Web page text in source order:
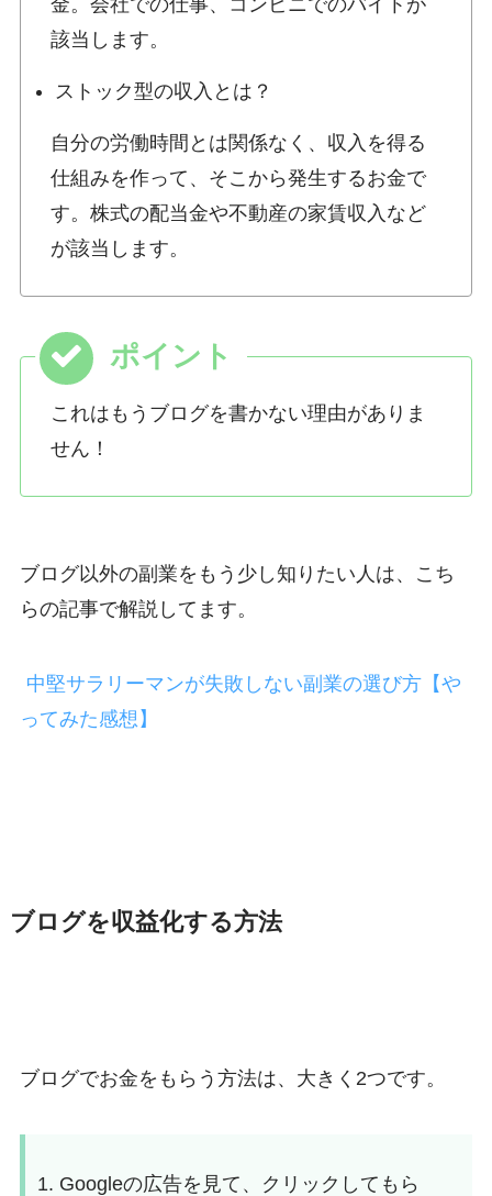
金。会社での仕事、コンビニでのバイトが
該当します。
ストック型の収入とは？
自分の労働時間とは関係なく、収入を得る
仕組みを作って、そこから発生するお金で
す。株式の配当金や不動産の家賃収入など
が該当します。
これはもうブログを書かない理由がありま
せん！
ブログ以外の副業をもう少し知りたい人は、こち
らの記事で解説してます。
中堅サラリーマンが失敗しない副業の選び方【や
ってみた感想】
ブログを収益化する方法
ブログでお金をもらう方法は、大きく2つです。
Googleの広告を見て、クリックしてもら